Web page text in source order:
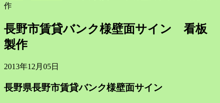
作
長野市賃貸バンク様壁面サイン 看板
製作
2013年12月05日
長野県長野市賃貸バンク様壁面サイン